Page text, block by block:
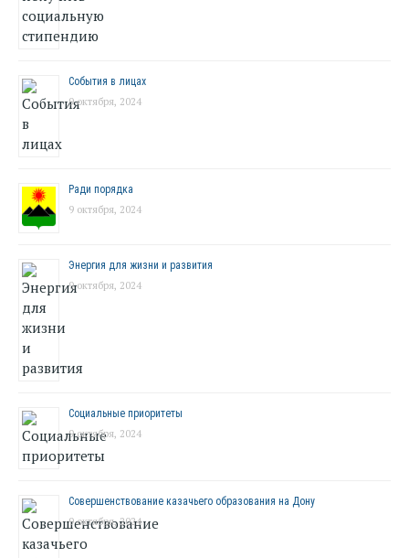
События в лицах
9 октября, 2024
Ради порядка
9 октября, 2024
Энергия для жизни и развития
9 октября, 2024
Социальные приоритеты
9 октября, 2024
Совершенствование казачьего образования на Дону
9 октября, 2024